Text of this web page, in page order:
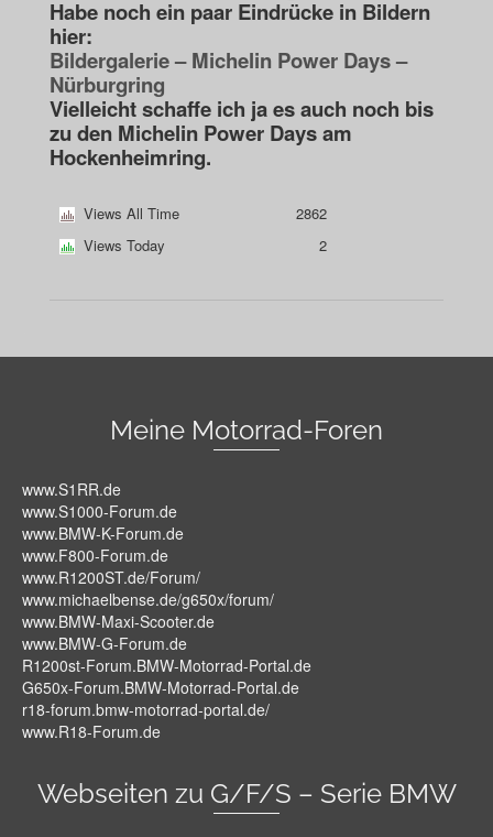
Habe noch ein paar Eindrücke in Bildern
hier:
Bildergalerie – Michelin Power Days –
Nürburgring
Vielleicht schaffe ich ja es auch noch bis
zu den Michelin Power Days am
Hockenheimring.
Views All Time
2862
Views Today
2
Meine Motorrad-Foren
www.S1RR.de
www.S1000-Forum.de
www.BMW-K-Forum.de
www.F800-Forum.de
www.R1200ST.de/Forum/
www.michaelbense.de/g650x/forum/
www.BMW-Maxi-Scooter.de
www.BMW-G-Forum.de
R1200st-Forum.BMW-Motorrad-Portal.de
G650x-Forum.BMW-Motorrad-Portal.de
r18-forum.bmw-motorrad-portal.de/
www.R18-Forum.de
Webseiten zu G/F/S – Serie BMW